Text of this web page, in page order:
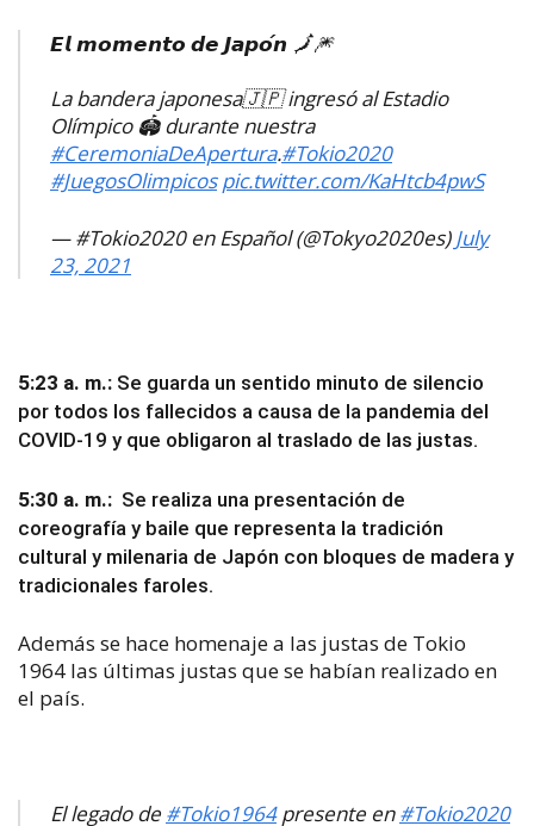
𝙀𝙡 𝙢𝙤𝙢𝙚𝙣𝙩𝙤 𝙙𝙚 𝙅𝙖𝙥𝙤́𝙣 🗾🎆
La bandera japonesa🇯🇵 ingresó al Estadio
Olímpico 🏟️ durante nuestra
#CeremoniaDeApertura.#Tokio2020
#JuegosOlimpicos pic.twitter.com/KaHtcb4pwS
— #Tokio2020 en Español (@Tokyo2020es)July
23, 2021
5:23 a. m.: Se guarda un sentido minuto de silencio
por todos los fallecidos a causa de la pandemia del
COVID-19 y que obligaron al traslado de las justas.
5:30 a. m.: Se realiza una presentación de
coreografía y baile que representa la tradición
cultural y milenaria de Japón con bloques de madera y
tradicionales faroles.
Además se hace homenaje a las justas de Tokio
1964 las últimas justas que se habían realizado en
el país.
El legado de #Tokio1964presente en#Tokio2020